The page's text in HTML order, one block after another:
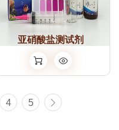
亚硝酸盐测试剂
4 5